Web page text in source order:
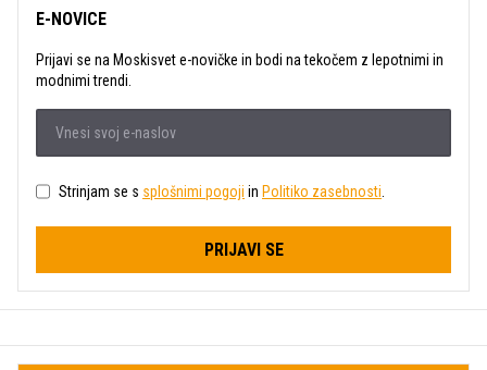
E-NOVICE
Prijavi se na Moskisvet e-novičke in bodi na tekočem z lepotnimi in
modnimi trendi.
Strinjam se s splošnimi pogoji in Politiko zasebnosti
PRIJAVI SE